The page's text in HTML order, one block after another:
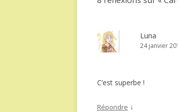
Luna
24 janvier
C’est superbe !
Répondre ↓